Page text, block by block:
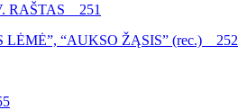
RAŠTAS 251
“AUKSO ŽĄSIS” (rec.) 252